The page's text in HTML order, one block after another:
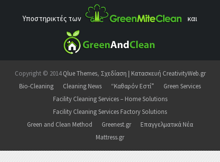
Υποστηρικτές των και
Copyright © 2014Qlue Themes, Σχεδίαση | Κατασκευή CreativityWeb.gr
Bio-Cleaning
Cleaning News “Καθαρόν Εστί”
Green Services
Facility Cleaning Services – Home Solutions
Facility Cleaning Services Factory Solutions
Green and Clean Method
Greenest.gr
Επαγγελματικά Νέα
Mattress.gr